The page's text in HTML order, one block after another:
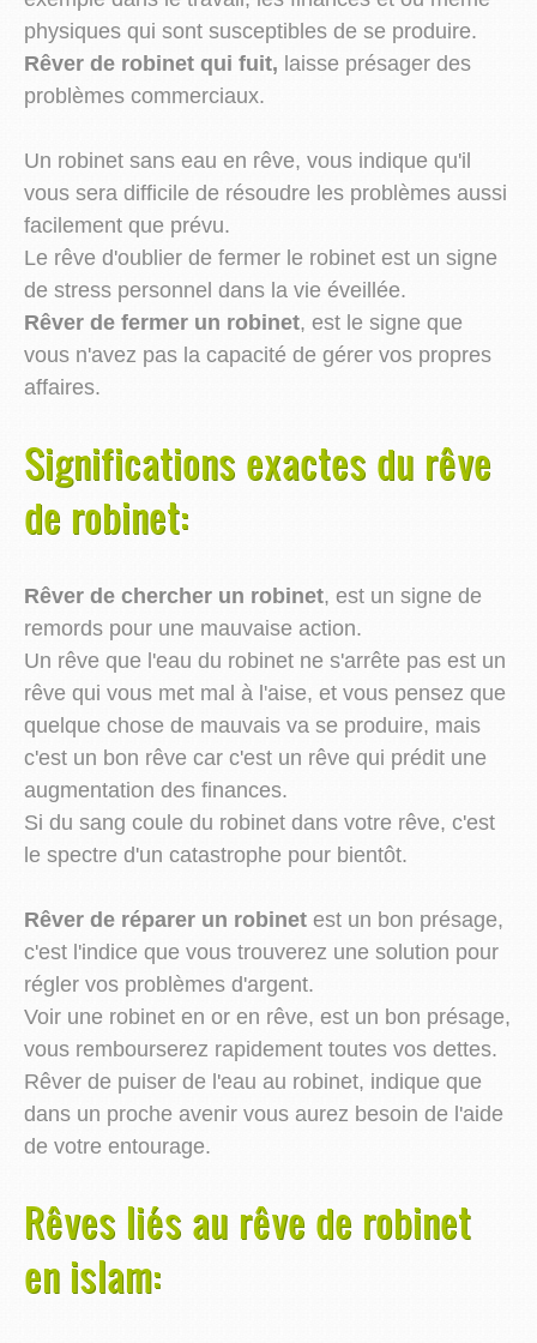
physiques qui sont susceptibles de se produire.
Rêver de robinet qui fuit, laisse présager des
problèmes commerciaux.
Un robinet sans eau en rêve, vous indique qu'il
vous sera difficile de résoudre les problèmes aussi
facilement que prévu.
Le rêve d'oublier de fermer le robinet est un signe
de stress personnel dans la vie éveillée.
Rêver de fermer un robinet, est le signe que
vous n'avez pas la capacité de gérer vos propres
affaires.
Significations exactes du rêve
de robinet:
Rêver de chercher un robinet, est un signe de
remords pour une mauvaise action.
Un rêve que l'eau du robinet ne s'arrête pas est un
rêve qui vous met mal à l'aise, et vous pensez que
quelque chose de mauvais va se produire, mais
c'est un bon rêve car c'est un rêve qui prédit une
augmentation des finances.
Si du sang coule du robinet dans votre rêve, c'est
le spectre d'un catastrophe pour bientôt.
Rêver de réparer un robinet est un bon présage,
c'est l'indice que vous trouverez une solution pour
régler vos problèmes d'argent.
Voir une robinet en or en rêve, est un bon présage,
vous rembourserez rapidement toutes vos dettes.
Rêver de puiser de l'eau au robinet, indique que
dans un proche avenir vous aurez besoin de l'aide
de votre entourage.
Rêves liés au rêve de robinet
en islam: